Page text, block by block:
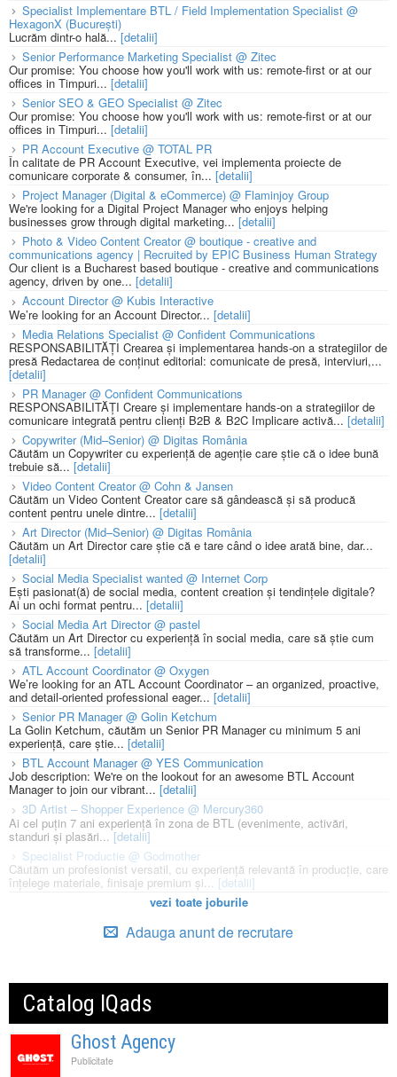
Specialist Implementare BTL / Field Implementation Specialist @
HexagonX (București)
Lucrăm dintr-o hală...[detalii]
Senior Performance Marketing Specialist @ Zitec
Our promise: You choose how you'll work with us: remote-first or at our
offices in Timpuri... [detalii]
Senior SEO & GEO Specialist @ Zitec
Our promise: You choose how you'll work with us: remote-first or at our
offices in Timpuri... [detalii]
PR Account Executive @ TOTAL PR
În calitate de PR Account Executive, vei implementa proiecte de
comunicare corporate & consumer, în... [detalii]
Project Manager (Digital & eCommerce) @ Flaminjoy Group
We're looking for a Digital Project Manager who enjoys helping
businesses grow through digital marketing... [detalii]
Photo & Video Content Creator @ boutique - creative and
communications agency | Recruited by EPIC Business Human Strategy
Our client is a Bucharest based boutique - creative and communications
agency, driven by one... [detalii]
Account Director @ Kubis Interactive
We’re looking for an Account Director... [detalii]
Media Relations Specialist @ Confident Communications
RESPONSABILITĂȚI Crearea și implementarea hands-on a strategiilor de
presă Redactarea de conținut editorial: comunicate de presă, interviuri,...
[detalii]
PR Manager @ Confident Communications
RESPONSABILITĂȚI Creare și implementare hands-on a strategiilor de
comunicare integrată pentru clienți B2B & B2C Implicare activă... [detalii]
Copywriter (Mid–Senior) @ Digitas România
Căutăm un Copywriter cu experiență de agenție care știe că o idee bună
trebuie să... [detalii]
Video Content Creator @ Cohn & Jansen
Căutăm un Video Content Creator care să gândească și să producă
content pentru unele dintre... [detalii]
Art Director (Mid–Senior) @ Digitas România
Căutăm un Art Director care știe că e tare când o idee arată bine, dar...
[detalii]
Social Media Specialist wanted @ Internet Corp
Ești pasionat(ă) de social media, content creation și tendințele digitale?
Ai un ochi format pentru... [detalii]
Social Media Art Director @ pastel
Căutăm un Art Director cu experiență în social media, care să știe cum
să transforme... [detalii]
ATL Account Coordinator @ Oxygen
We’re looking for an ATL Account Coordinator – an organized, proactive,
and detail-oriented professional eager... [detalii]
Senior PR Manager @ Golin Ketchum
La Golin Ketchum, căutăm un Senior PR Manager cu minimum 5 ani
experiență, care știe... [detalii]
BTL Account Manager @ YES Communication
Job description: We're on the lookout for an awesome BTL Account
Manager to join our vibrant... [detalii]
3D Artist – Shopper Experience @ Mercury360
Ai cel puțin 7 ani experiență în zona de BTL (evenimente, activări,
standuri și plasări...[detalii]
Specialist Productie @ Godmother
Căutăm un profesionist versatil, cu experiență relevantă în producție, care
înțelege materiale, finisaje premium și... [detalii]
vezi toate joburile
Adauga anunt de recrutare
Catalog IQads
Ghost Agency
Publicitate